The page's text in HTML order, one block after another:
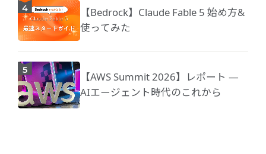
【Bedrock】Claude Fable 5 始め方&
使ってみた
【AWS Summit 2026】レポート ―
AIエージェント時代のこれから